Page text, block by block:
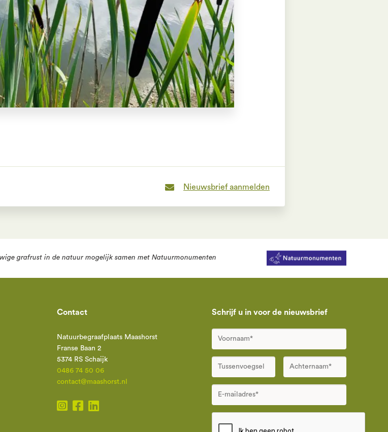
Nieuwsbrief aanmelden
grafrust in de natuur mogelijk samen met Natuurmonumenten
Contact
Natuurbegraafplaats Maashorst
Franse Baan 2
5374 RS Schaijk
0486 74 50 06
contact@maashorst.nl
Schrijf u in voor de nieuwsbrief